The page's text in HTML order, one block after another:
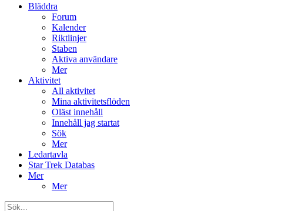
Bläddra
Forum
Kalender
Riktlinjer
Staben
Aktiva användare
Mer
Aktivitet
All aktivitet
Mina aktivitetsflöden
Oläst innehåll
Innehåll jag startat
Sök
Mer
Ledartavla
Star Trek Databas
Mer
Mer